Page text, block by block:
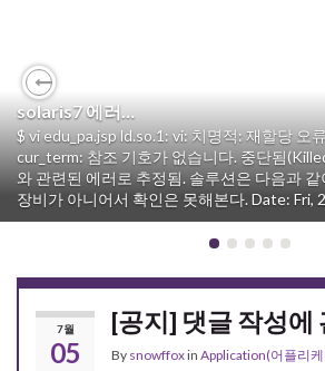
solaris7 에러…
$ vi edu_pa.jsp ld.so.1: vi: 치명적: 재할당 오
cur_term: 참조 기호가 없습니다. 중단됨
와 관련된 에러로 추정됨. 솔루션은 다음과
장비가 아니어서 확인은 못해본다. Date: Fri,
errpt 를 봐도 별다른 에러 사항이 없는데, 경
저것 찾아보다보니, 의외로 비슷한 경우가
AIX서버 경고등 끄기. http://
%EC%84%9C%EB%B2%84-LED-
%EA%B2%BD%EA%B3%A0%EB%93%B1-
%EB%81%84%EA%B8%B0 /usr/lpp/
normal
Previous
7월
05
[공지] 댓글 작성에
By snowffoxin Application(어플리